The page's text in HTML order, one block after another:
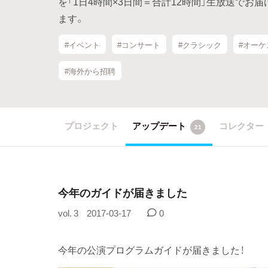
ます。
#イベント #コンサート #クラシック #オー
#海外から招聘
プロジェクト アップデート 21 コレクター
今年のガイドが届きました
vol. 3 2017-03-17 0
今年の公演プログラムガイドが届きました！